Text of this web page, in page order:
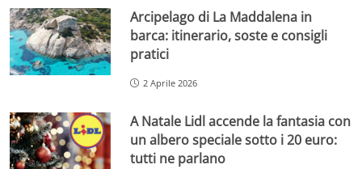
Arcipelago di La Maddalena in
barca: itinerario, soste e consigli
pratici
2 Aprile 2026
A Natale Lidl accende la fantasia con
un albero speciale sotto i 20 euro:
tutti ne parlano